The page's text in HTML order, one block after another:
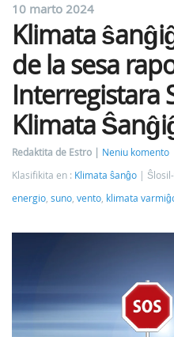
10 marto 2024
Klimata
de la sesa
Interregistara
Klimata
Redaktita de Estro
Neniu komento
Klasifikita en : Klimata ŝanĝo
energio, suno, vento, klimata